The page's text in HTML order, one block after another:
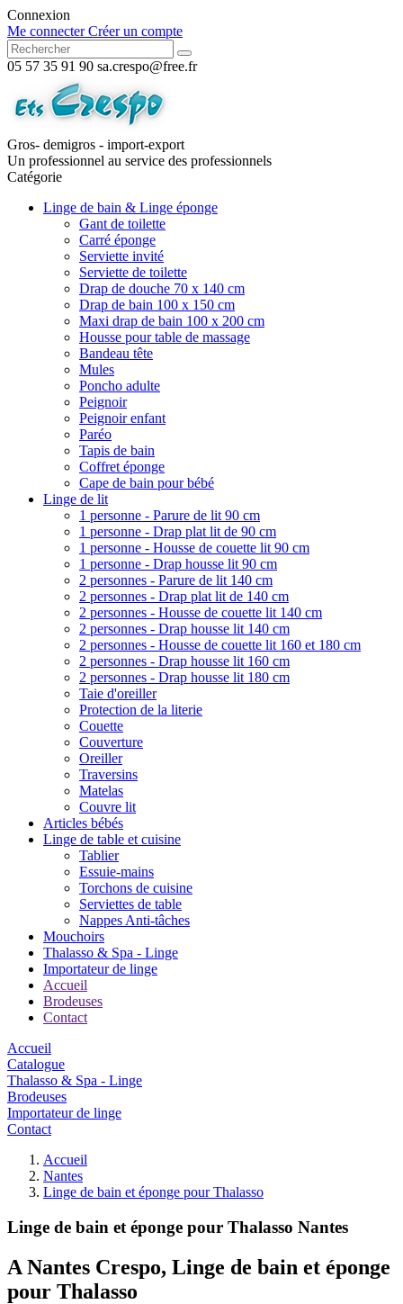
Connexion
Me connecter Créer un compte
05 57 35 91 90 sa.crespo@free.fr
Gros- demigros - import-export
Un professionnel au service des professionnels
Catégorie
Linge de bain & Linge éponge
Gant de toilette
Carré éponge
Serviette invité
Serviette de toilette
Drap de douche 70 x 140 cm
Drap de bain 100 x 150 cm
Maxi drap de bain 100 x 200 cm
Housse pour table de massage
Bandeau tête
Mules
Poncho adulte
Peignoir
Peignoir enfant
Paréo
Tapis de bain
Coffret éponge
Cape de bain pour bébé
Linge de lit
1 personne - Parure de lit 90 cm
1 personne - Drap plat lit de 90 cm
1 personne - Housse de couette lit 90 cm
1 personne - Drap housse lit 90 cm
2 personnes - Parure de lit 140 cm
2 personnes - Drap plat lit de 140 cm
2 personnes - Housse de couette lit 140 cm
2 personnes - Drap housse lit 140 cm
2 personnes - Housse de couette lit 160 et 180 cm
2 personnes - Drap housse lit 160 cm
2 personnes - Drap housse lit 180 cm
Taie d'oreiller
Protection de la literie
Couette
Couverture
Oreiller
Traversins
Matelas
Couvre lit
Articles bébés
Linge de table et cuisine
Tablier
Essuie-mains
Torchons de cuisine
Serviettes de table
Nappes Anti-tâches
Mouchoirs
Thalasso & Spa - Linge
Importateur de linge
Accueil
Brodeuses
Contact
Accueil
Catalogue
Thalasso & Spa - Linge
Brodeuses
Importateur de linge
Contact
Accueil
Nantes
Linge de bain et éponge pour Thalasso
Linge de bain et éponge pour Thalasso Nantes
A Nantes Crespo, Linge de bain et éponge
pour Thalasso